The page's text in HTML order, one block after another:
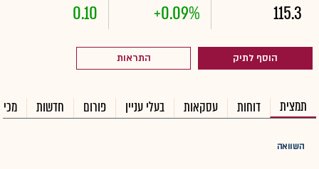
115.3
+0.09%
0.10
הוסף לתיק התראות
תמצית דוחות עסקאות בעלי עניין פורום חדשות
השוואה